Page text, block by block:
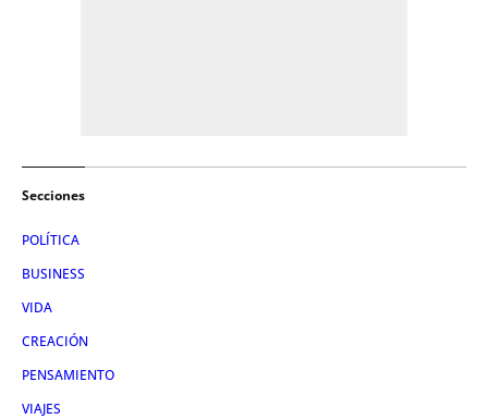
Secciones
POLÍTICA
BUSINESS
VIDA
CREACIÓN
PENSAMIENTO
VIAJES